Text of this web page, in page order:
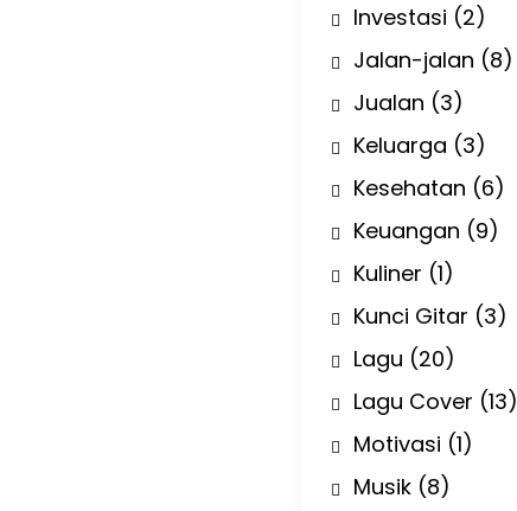
Investasi (2)
Jalan-jalan (8)
Jualan (3)
Keluarga (3)
Kesehatan (6)
Keuangan (9)
Kuliner (1)
Kunci Gitar (3)
Lagu (20)
Lagu Cover (13)
Motivasi (1)
Musik (8)